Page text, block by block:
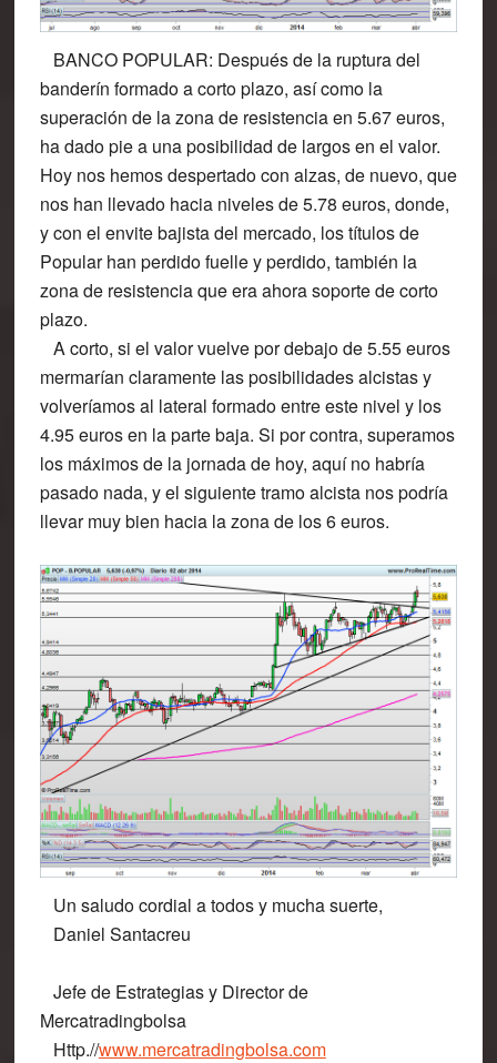
BANCO POPULAR: Después de la ruptura del
banderín formado a corto plazo, así como la
superación de la zona de resistencia en 5.67 euros,
ha dado pie a una posibilidad de largos en el valor.
Hoy nos hemos despertado con alzas, de nuevo, que
nos han llevado hacia niveles de 5.78 euros, donde,
y con el envite bajista del mercado, los títulos de
Popular han perdido fuelle y perdido, también la
zona de resistencia que era ahora soporte de corto
plazo.
A corto, si el valor vuelve por debajo de 5.55 euros
mermarían claramente las posibilidades alcistas y
volveríamos al lateral formado entre este nivel y los
4.95 euros en la parte baja. Si por contra, superamos
los máximos de la jornada de hoy, aquí no habría
pasado nada, y el siguiente tramo alcista nos podría
llevar muy bien hacia la zona de los 6 euros.
Un saludo cordial a todos y mucha suerte,
Daniel Santacreu
Jefe de Estrategias y Director de
Mercatradingbolsa
Http.//www.mercatradingbolsa.com